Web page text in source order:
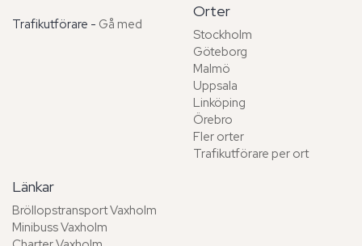
Trafikutförare - Gå med
Orter
Stockholm
Göteborg
Malmö
Uppsala
Linköping
Örebro
Fler orter
Trafikutförare per ort
Länkar
Bröllopstransport Vaxholm
Minibuss Vaxholm